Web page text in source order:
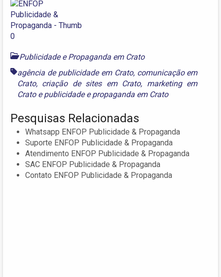
Publicidade e Propaganda em Crato
agência de publicidade em Crato, comunicação em
Crato, criação de sites em Crato, marketing em
Cratoepublicidade e propaganda em Crato
Pesquisas Relacionadas
Whatsapp ENFOP Publicidade & Propaganda
Suporte ENFOP Publicidade & Propaganda
Atendimento ENFOP Publicidade & Propaganda
SAC ENFOP Publicidade & Propaganda
Contato ENFOP Publicidade & Propaganda